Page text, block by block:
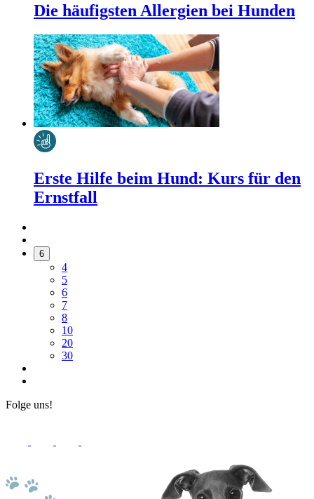
Die häufigsten Allergien bei Hunden
Erste Hilfe beim Hund: Kurs für den
Ernstfall
6
4
5
6
7
8
10
20
30
Folge uns!